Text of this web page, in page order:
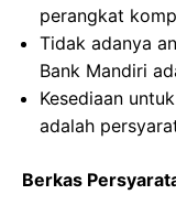
perangkat
Tidak adanya
Bank Mandiri
Kesediaan
adalah
Berkas